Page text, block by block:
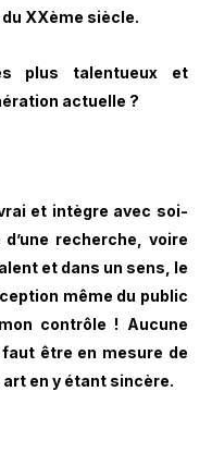
XXème siècle.
plus talentueux et
actuelle ?
et intègre avec soi-
recherche, voire
et dans un sens, le
même du public
contrôle ! Aucune
être en mesure de
en y étant sincère.